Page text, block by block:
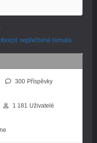
nepřečtená témata
300 Příspěvky
1 181 Uživatelé